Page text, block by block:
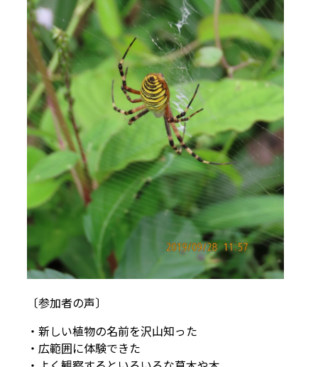
〔参加者の声〕
・新しい植物の名前を沢山知った
・広範囲に体験できた